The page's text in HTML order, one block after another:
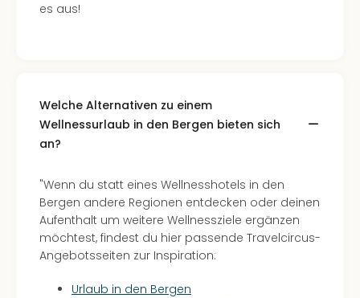
es aus!
Welche Alternativen zu einem
Wellnessurlaub in den Bergen bieten sich
an?
"Wenn du statt eines Wellnesshotels in den
Bergen andere Regionen entdecken oder deinen
Aufenthalt um weitere Wellnessziele ergänzen
möchtest, findest du hier passende Travelcircus-
Angebotsseiten zur Inspiration:
Urlaub in den Bergen